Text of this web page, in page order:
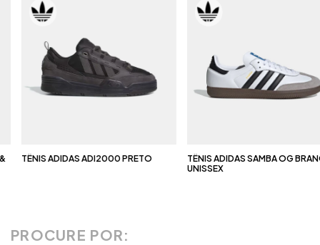
TÊNIS ADIDAS ADI2000 PRETO
TÊNIS ADIDAS SAMBA OG
UNISSEX
PROCURE POR: